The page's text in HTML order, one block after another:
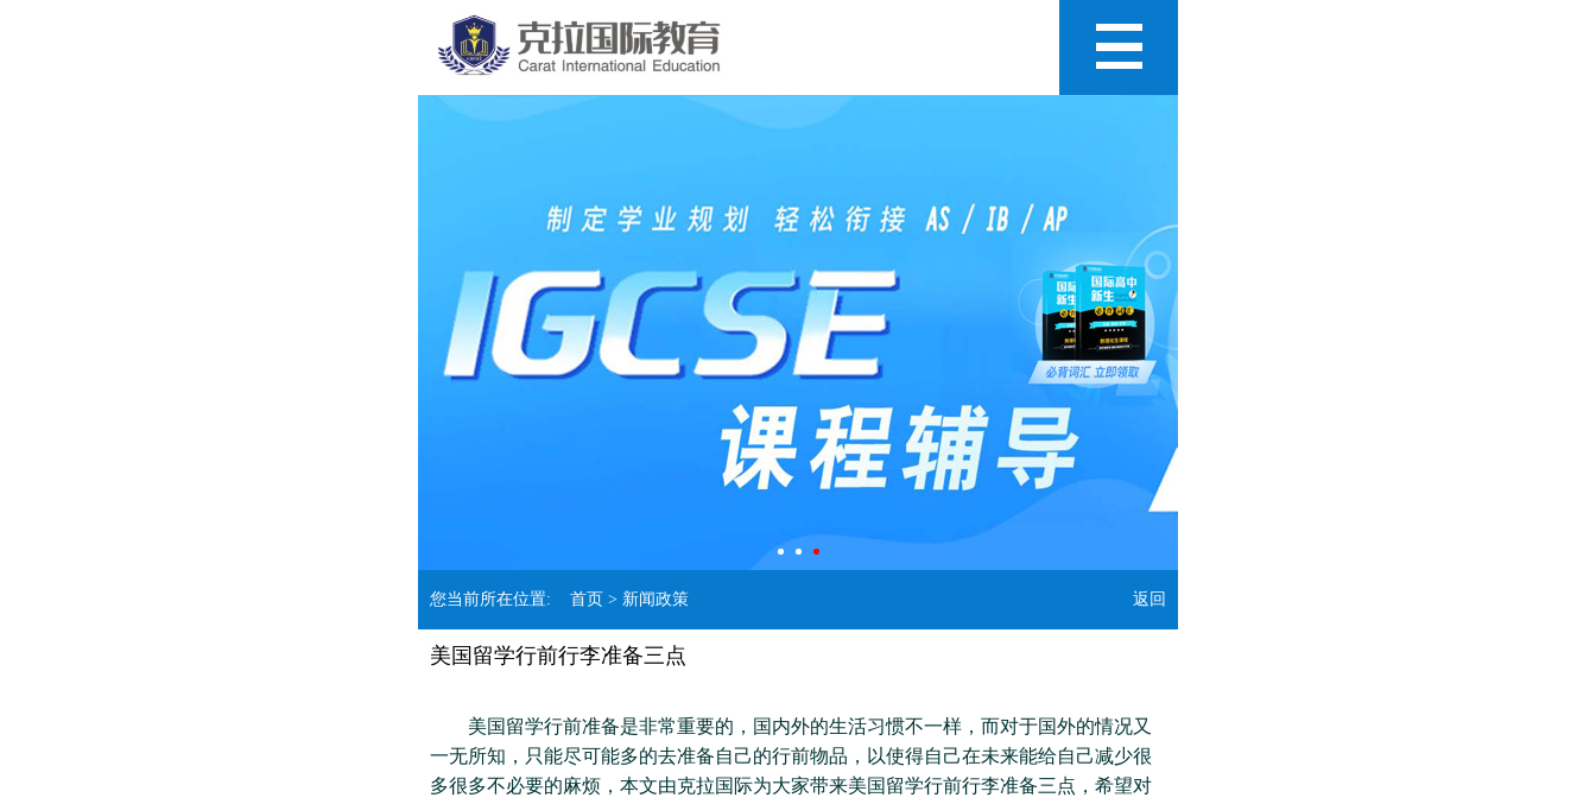
您当前所在位置: 首页 > 新闻政策 返回
美国留学行前行李准备三点
美国留学行前准备是非常重要的，国内外的生活习惯不一样，而对于国外的情况又
一无所知，只能尽可能多的去准备自己的行前物品，以使得自己在未来能给自己减少很
多很多不必要的麻烦，本文由克拉国际为大家带来美国留学行前行李准备三点，希望对